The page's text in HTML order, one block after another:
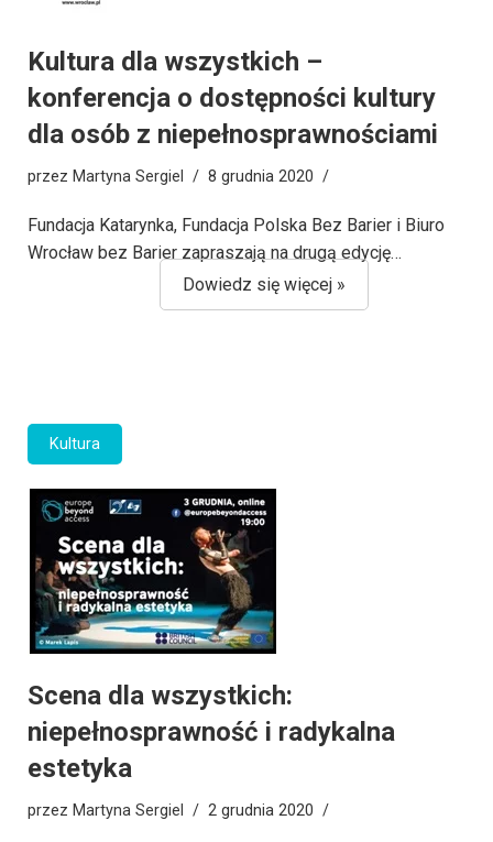
Kultura dla wszystkich –
konferencja o dostępności kultury
dla osób z niepełnosprawnościami
przez Martyna Sergiel 8 grudnia 2020
Fundacja Katarynka, Fundacja Polska Bez Barier i Biuro
Wrocław bez Barier zapraszają na drugą edycję…
Dowiedz się więcej »
Scena dla wszystkich:
niepełnosprawność i radykalna
estetyka
przez Martyna Sergiel 2 grudnia 2020
Kultura